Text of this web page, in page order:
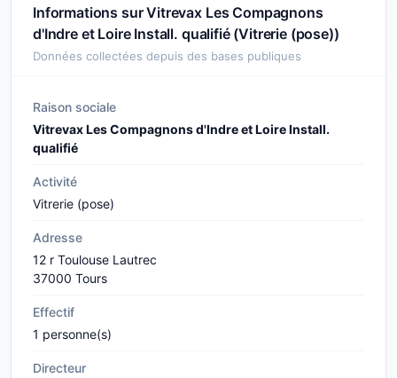
Informations sur Vitrevax Les Compagnons
d'Indre et Loire Install. qualifié (Vitrerie (pose))
Données collectées depuis des bases publiques
Raison sociale
Vitrevax Les Compagnons d'Indre et Loire Install.
qualifié
Activité
Vitrerie (pose)
Adresse
12 r Toulouse Lautrec
37000 Tours
Effectif
1 personne(s)
Directeur